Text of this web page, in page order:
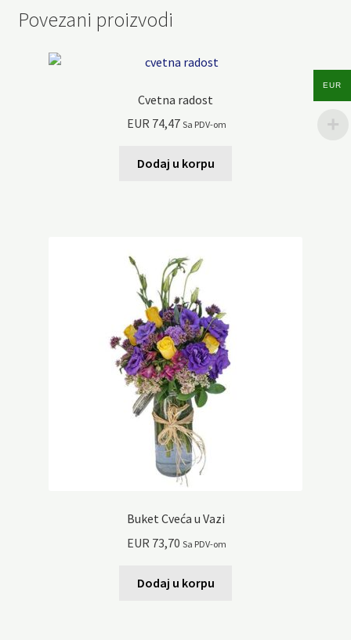
Povezani proizvodi
Cvetna radost
EUR 74,47 Sa PDV-om
Dodaj u korpu
Buket Cveća u Vazi
EUR 73,70 Sa PDV-om
Dodaj u korpu
EUR